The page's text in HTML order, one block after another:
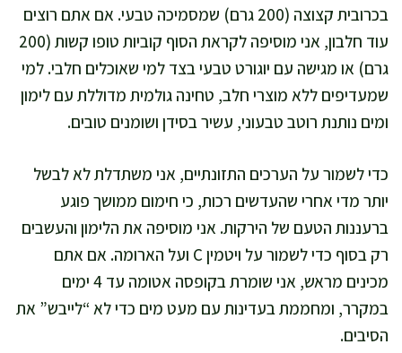
בכרובית קצוצה (200 גרם) שמסמיכה טבעי. אם אתם רוצים
עוד חלבון, אני מוסיפה לקראת הסוף קוביות טופו קשות (200
גרם) או מגישה עם יוגורט טבעי בצד למי שאוכלים חלבי. למי
שמעדיפים ללא מוצרי חלב, טחינה גולמית מדוללת עם לימון
ומים נותנת רוטב טבעוני, עשיר בסידן ושומנים טובים.
כדי לשמור על הערכים התזונתיים, אני משתדלת לא לבשל
יותר מדי אחרי שהעדשים רכות, כי חימום ממושך פוגע
ברעננות הטעם של הירקות. אני מוסיפה את הלימון והעשבים
רק בסוף כדי לשמור על ויטמין C ועל הארומה. אם אתם
מכינים מראש, אני שומרת בקופסה אטומה עד 4 ימים
במקרר, ומחממת בעדינות עם מעט מים כדי לא “לייבש” את
הסיבים.